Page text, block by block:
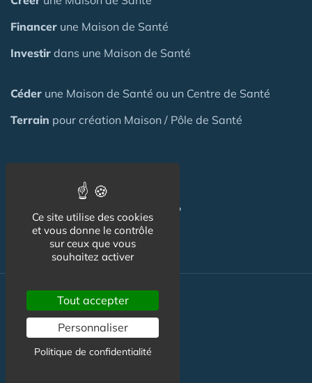
Financer une Maison de Santé
Investir dans une Maison de Santé
Céder une Maison de Santé ou un Centre de Santé
Terrain pour création Maison / Pôle de Santé
C'est quoi une Maison de Santé ?
Actualité
Actualité Maison de Santé
Ce site utilise des cookies
et vous donne le contrôle
sur ceux que vous
souhaitez activer
Tout accepter
Personnaliser
Politique de confidentialité